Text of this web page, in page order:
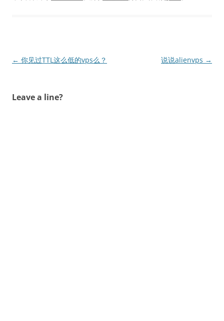
文
航
← 你见过TTL这么低的vps么？ 说说alienvps →
Leave a line?